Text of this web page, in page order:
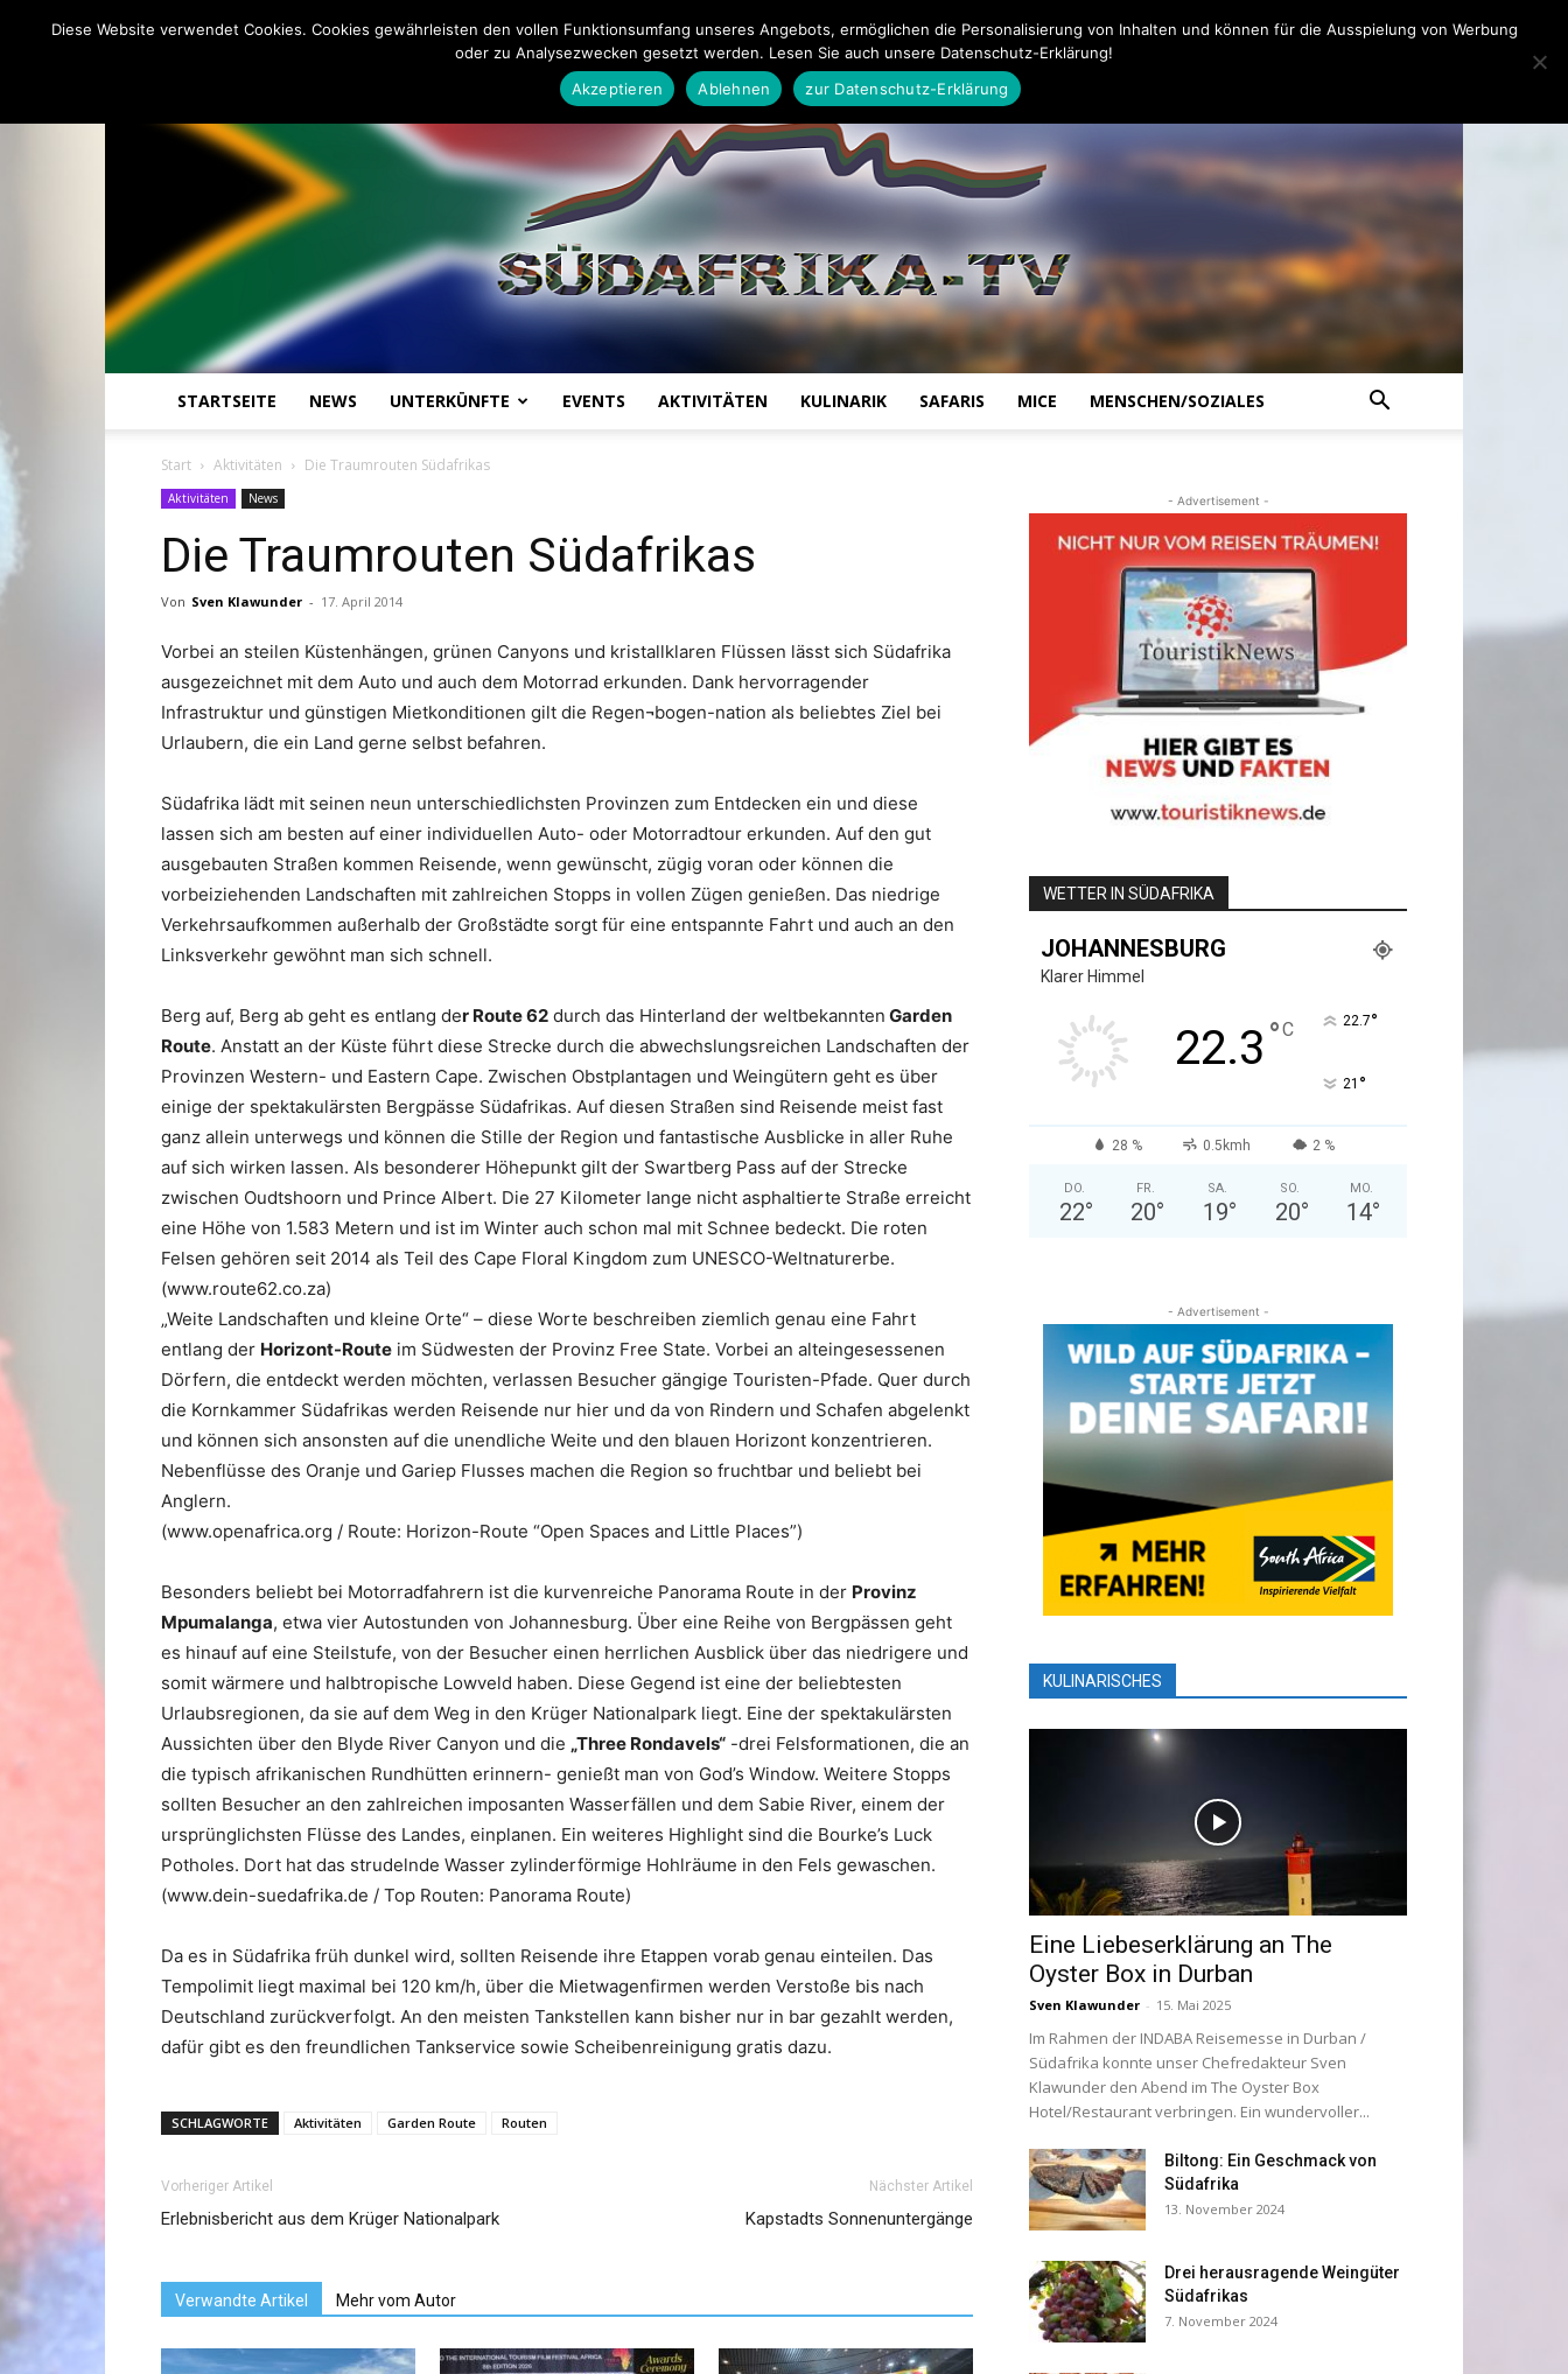
STARTSEITE NEWS UNTERKÜNFTE EVENTS AKTIVITÄTEN KULINARIK SAFARIS MICE MENSCHEN/SOZIALES
Start Aktivitäten Die Traumrouten Südafrikas
Aktivitäten News
Die Traumrouten Südafrikas
Von Sven Klawunder - 17. April 2014
Vorbei an steilen Küstenhängen, grünen Canyons und kristallklaren Flüssen lässt sich Südafrika
ausgezeichnet mit dem Auto und auch dem Motorrad erkunden. Dank hervorragender
Infrastruktur und günstigen Mietkonditionen gilt die Regen¬bogen-nation als beliebtes Ziel bei
Urlaubern, die ein Land gerne selbst befahren.
Südafrika lädt mit seinen neun unterschiedlichsten Provinzen zum Entdecken ein und diese
lassen sich am besten auf einer individuellen Auto- oder Motorradtour erkunden. Auf den gut
ausgebauten Straßen kommen Reisende, wenn gewünscht, zügig voran oder können die
vorbeiziehenden Landschaften mit zahlreichen Stopps in vollen Zügen genießen. Das niedrige
Verkehrsaufkommen außerhalb der Großstädte sorgt für eine entspannte Fahrt und auch an den
Linksverkehr gewöhnt man sich schnell.
Berg auf, Berg ab geht es entlang der Route 62 durch das Hinterland der weltbekannten Garden
Route. Anstatt an der Küste führt diese Strecke durch die abwechslungsreichen Landschaften der
Provinzen Western- und Eastern Cape. Zwischen Obstplantagen und Weingütern geht es über
einige der spektakulärsten Bergpässe Südafrikas. Auf diesen Straßen sind Reisende meist fast
ganz allein unterwegs und können die Stille der Region und fantastische Ausblicke in aller Ruhe
auf sich wirken lassen. Als besonderer Höhepunkt gilt der Swartberg Pass auf der Strecke
zwischen Oudtshoorn und Prince Albert. Die 27 Kilometer lange nicht asphaltierte Straße erreicht
eine Höhe von 1.583 Metern und ist im Winter auch schon mal mit Schnee bedeckt. Die roten
Felsen gehören seit 2014 als Teil des Cape Floral Kingdom zum UNESCO-Weltnaturerbe.
(www.route62.co.za)
„Weite Landschaften und kleine Orte“ – diese Worte beschreiben ziemlich genau eine Fahrt
entlang der Horizont-Route im Südwesten der Provinz Free State. Vorbei an alteingesessenen
Dörfern, die entdeckt werden möchten, verlassen Besucher gängige Touristen-Pfade. Quer durch
die Kornkammer Südafrikas werden Reisende nur hier und da von Rindern und Schafen abgelenkt
und können sich ansonsten auf die unendliche Weite und den blauen Horizont konzentrieren.
Nebenflüsse des Oranje und Gariep Flusses machen die Region so fruchtbar und beliebt bei
Anglern.
(www.openafrica.org / Route: Horizon-Route “Open Spaces and Little Places”)
Besonders beliebt bei Motorradfahrern ist die kurvenreiche Panorama Route in der Provinz
Mpumalanga, etwa vier Autostunden von Johannesburg. Über eine Reihe von Bergpässen geht
es hinauf auf eine Steilstufe, von der Besucher einen herrlichen Ausblick über das niedrigere und
somit wärmere und halbtropische Lowveld haben. Diese Gegend ist eine der beliebtesten
Urlaubsregionen, da sie auf dem Weg in den Krüger Nationalpark liegt. Eine der spektakulärsten
Aussichten über den Blyde River Canyon und die „Three Rondavels“ -drei Felsformationen, die an
die typisch afrikanischen Rundhütten erinnern- genießt man von God’s Window. Weitere Stopps
sollten Besucher an den zahlreichen imposanten Wasserfällen und dem Sabie River, einem der
ursprünglichsten Flüsse des Landes, einplanen. Ein weiteres Highlight sind die Bourke’s Luck
Potholes. Dort hat das strudelnde Wasser zylinderförmige Hohlräume in den Fels gewaschen.
(www.dein-suedafrika.de / Top Routen: Panorama Route)
Da es in Südafrika früh dunkel wird, sollten Reisende ihre Etappen vorab genau einteilen. Das
Tempolimit liegt maximal bei 120 km/h, über die Mietwagenfirmen werden Verstoße bis nach
Deutschland zurückverfolgt. An den meisten Tankstellen kann bisher nur in bar gezahlt werden,
dafür gibt es den freundlichen Tankservice sowie Scheibenreinigung gratis dazu.
SCHLAGWORTE Aktivitäten Garden Route Routen
Vorheriger Artikel
Erlebnisbericht aus dem Krüger Nationalpark
Nächster Artikel
Kapstadts Sonnenuntergänge
Verwandte Artikel Mehr vom Autor
- Advertisement -
WETTER IN SÜDAFRIKA
JOHANNESBURG
Klarer Himmel
22.3 °C 22.7°
21 °
28 % 0.5kmh 2 %
DO.
22°
FR.
20°
SA.
19°
SO.
20°
MO.
14°
- Advertisement -
KULINARISCHES
Eine Liebeserklärung an The
Oyster Box in Durban
Sven Klawunder - 15. Mai 2025
Im Rahmen der INDABA Reisemesse in Durban /
Südafrika konnte unser Chefredakteur Sven
Klawunder den Abend im The Oyster Box
Hotel/Restaurant verbringen. Ein wundervoller...
Biltong: Ein Geschmack von
Südafrika
13. November 2024
Drei herausragende Weingüter
Südafrikas
7. November 2024
Diese Website verwendet Cookies. Cookies gewährleisten den vollen Funktionsumfang unseres Angebots, ermöglichen die Personalisierung von Inhalten und können für die Ausspielung von Werbung
oder zu Analysezwecken gesetzt werden. Lesen Sie auch unsere Datenschutz-Erklärung!
Akzeptieren
Ablehnen zur Datenschutz-Erklärung